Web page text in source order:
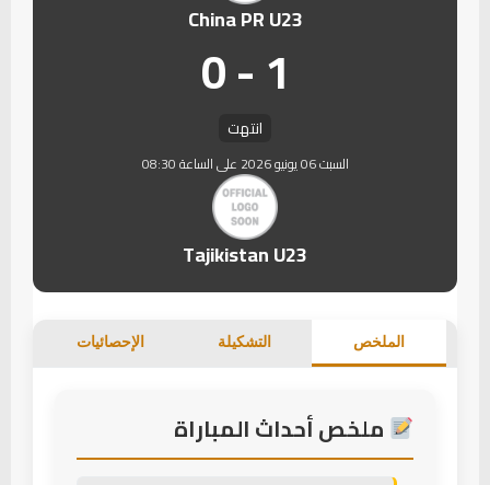
China PR U23
1 - 0
انتهت
السبت 06 يونيو 2026 على الساعة 08:30
Tajikistan U23
الملخص التشكيلة الإحصائيات
ملخص أحداث المباراة